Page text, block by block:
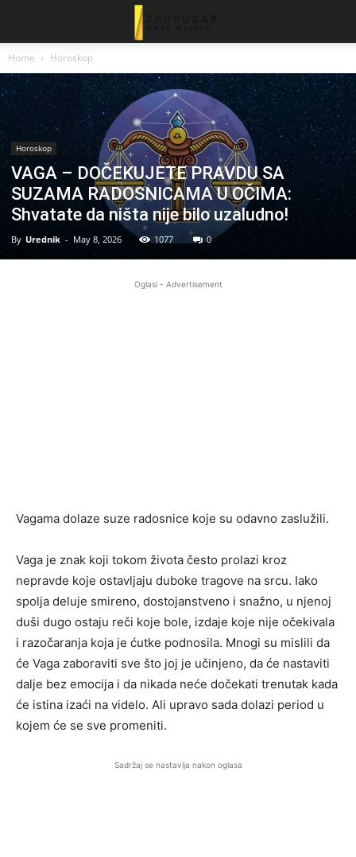
Home Horoskop
Horoskop
VAGA – DOČEKUJETE PRAVDU SA
SUZAMA RADOSNICAMA U OČIMA:
Shvatate da ništa nije bilo uzaludno!
By Urednik - May 8, 2026 1077 0
Oglasi - Advertisement
Vagama dolaze suze radosnice koje su odavno zaslužili.
Vaga je znak koji tokom života često prolazi kroz
nepravde koje ostavljaju duboke tragove na srcu. Iako
spolja deluje smireno, dostojanstveno i snažno, u njenoj
duši dugo ostaju reči koje bole, izdaje koje nije očekivala
i razočaranja koja je ćutke podnosila. Mnogi su mislili da
će Vaga zaboraviti sve što joj je učinjeno, da će nastaviti
dalje bez emocija i da nikada neće dočekati trenutak kada
će istina izaći na videlo. Ali upravo sada dolazi period u
kojem će se sve promeniti.
Sadržaj se nastavlja nakon oglasa